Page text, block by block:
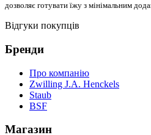
дозволяє готувати їжу з мінімальним
Відгуки покупців
Бренди
Про компанію
Zwilling J.A. Henckels
Staub
BSF
Магазин